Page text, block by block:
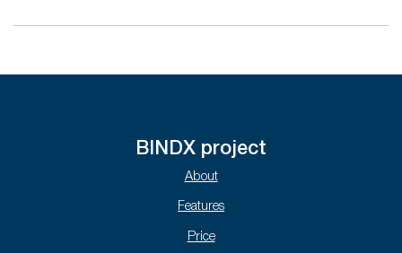
BINDX project
About
Features
Price